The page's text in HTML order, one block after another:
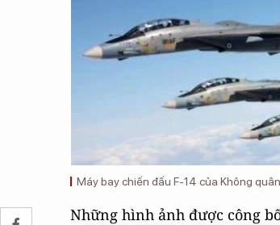
Máy bay chiến đấu F-14 của Không quân
Những hình ảnh được công